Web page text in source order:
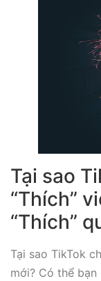
Tại sao
“Thích”
“Thích”
Tại sao TikTok
mới? Có thể